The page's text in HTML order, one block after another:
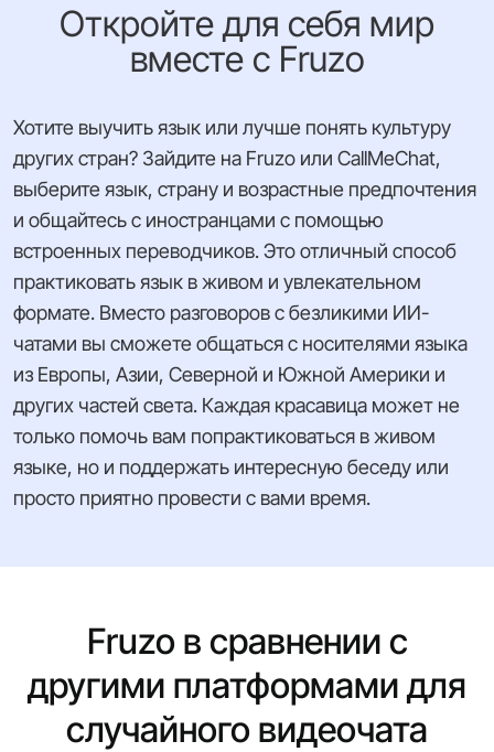
Откройте для себя мир
вместе с Fruzo
Хотите выучить язык или лучше понять культуру
других стран? Зайдите на Fruzo или CallMeChat,
выберите язык, страну и возрастные предпочтения
и общайтесь с иностранцами с помощью
встроенных переводчиков. Это отличный способ
практиковать язык в живом и увлекательном
формате. Вместо разговоров с безликими ИИ-
чатами вы сможете общаться с носителями языка
из Европы, Азии, Северной и Южной Америки и
других частей света. Каждая красавица может не
только помочь вам попрактиковаться в живом
языке, но и поддержать интересную беседу или
просто приятно провести с вами время.
Fruzo в сравнении с
другими платформами для
случайного видеочата